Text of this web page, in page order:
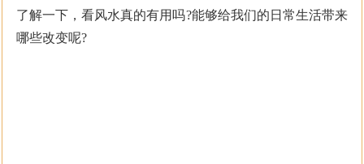
了解一下，看风水真的有用吗?能够给我们的日常生活带来
哪些改变呢?